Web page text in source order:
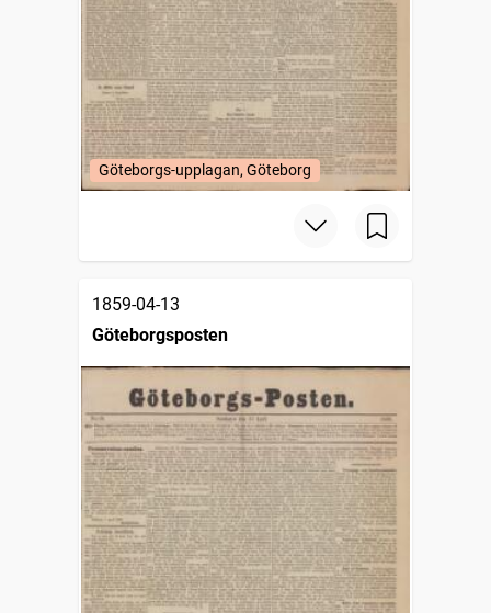
Göteborgs-upplagan, Göteborg
1859-04-13
Göteborgsposten